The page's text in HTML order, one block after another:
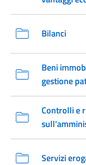
Bilanci
Beni
gestione
Controlli e
Servizi